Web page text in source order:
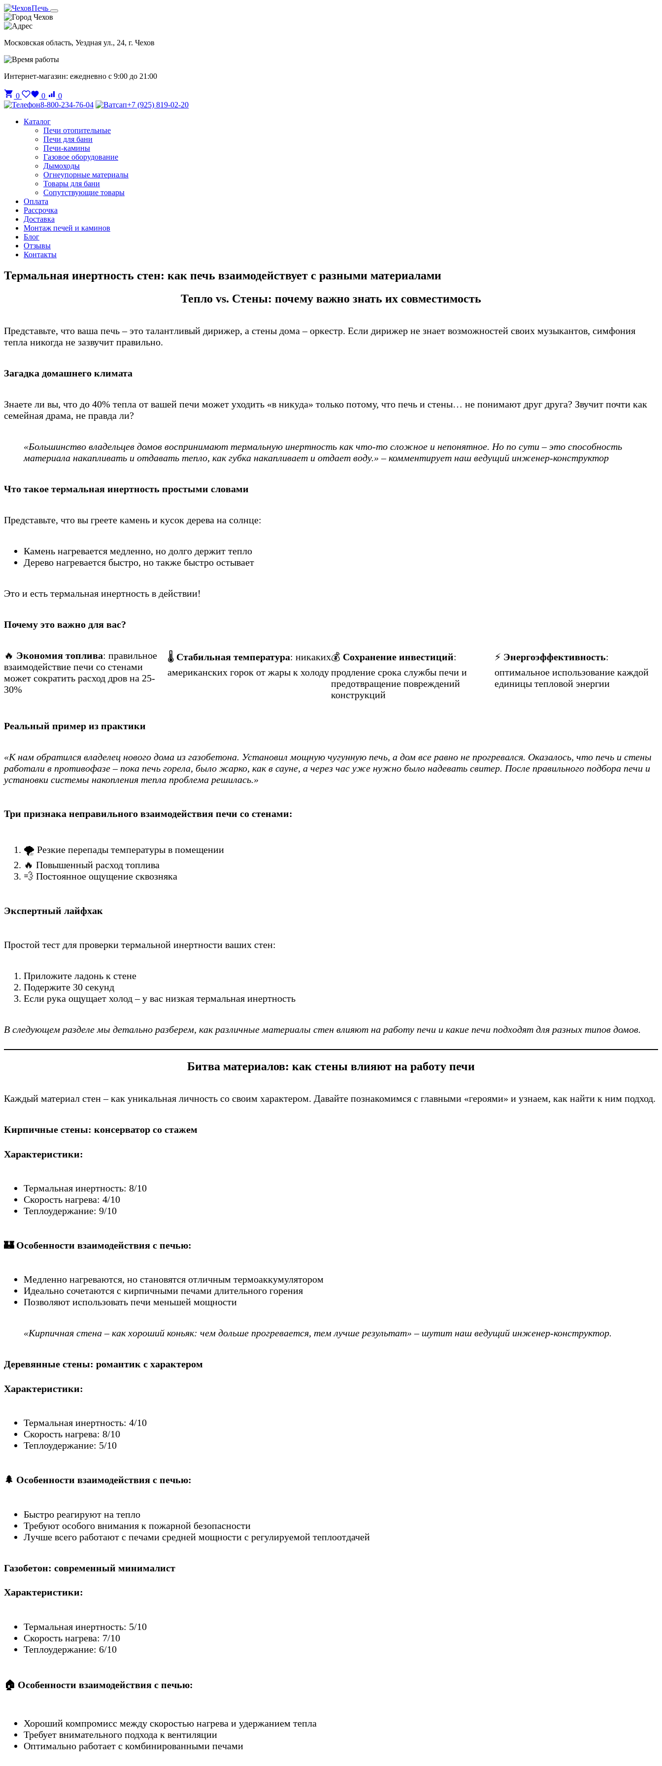
Чехов
Московская область, Уездная ул., 24, г. Чехов
Интернет-магазин: ежедневно с 9:00 до 21:00
0 0
0
8-800-234-76-04
+7 (925) 819-02-20
Каталог
Печи отопительные
Печи для бани
Печи-камины
Газовое оборудование
Дымоходы
Огнеупорные материалы
Товары для бани
Сопутствующие товары
Оплата
Рассрочка
Доставка
Монтаж печей и каминов
Блог
Отзывы
Контакты
Термальная инертность стен: как печь взаимодействует с разными материалами
Тепло vs. Стены: почему важно знать их совместимость
Представьте, что ваша печь – это талантливый дирижер, а стены дома – оркестр. Если дирижер не знает возможностей своих музыкантов, симфония
тепла никогда не зазвучит правильно.
Загадка домашнего климата
Знаете ли вы, что до 40% тепла от вашей печи может уходить «в никуда» только потому, что печь и стены… не понимают друг друга? Звучит почти как
семейная драма, не правда ли?
«Большинство владельцев домов воспринимают термальную инертность как что-то сложное и непонятное. Но по сути – это способность
материала накапливать и отдавать тепло, как губка накапливает и отдает воду.» – комментирует наш ведущий инженер-конструктор
Что такое термальная инертность простыми словами
Представьте, что вы греете камень и кусок дерева на солнце:
Камень нагревается медленно, но долго держит тепло
Дерево нагревается быстро, но также быстро остывает
Это и есть термальная инертность в действии!
Почему это важно для вас?
🔥 Экономия топлива: правильное
взаимодействие печи со стенами
может сократить расход дров на 25-
30%
🌡️ Стабильная температура: никаких
американских горок от жары к холоду
💰 Сохранение инвестиций:
продление срока службы печи и
предотвращение повреждений
конструкций
⚡ Энергоэффективность:
оптимальное использование каждой
единицы тепловой энергии
Реальный пример из практики
«К нам обратился владелец нового дома из газобетона. Установил мощную чугунную печь, а дом все равно не прогревался. Оказалось, что печь и стены
работали в противофазе – пока печь горела, было жарко, как в сауне, а через час уже нужно было надевать свитер. После правильного подбора печи и
установки системы накопления тепла проблема решилась.»
Три признака неправильного взаимодействия печи со стенами:
🌪️ Резкие перепады температуры в помещении
🔥 Повышенный расход топлива
💨 Постоянное ощущение сквозняка
Экспертный лайфхак
Простой тест для проверки термальной инертности ваших стен:
Приложите ладонь к стене
Подержите 30 секунд
Если рука ощущает холод – у вас низкая термальная инертность
В следующем разделе мы детально разберем, как различные материалы стен влияют на работу печи и какие печи подходят для разных типов домов.
Битва материалов: как стены влияют на работу печи
Каждый материал стен – как уникальная личность со своим характером. Давайте познакомимся с главными «героями» и узнаем, как найти к ним подход.
Кирпичные стены: консерватор со стажем
Характеристики:
Термальная инертность: 8/10
Скорость нагрева: 4/10
Теплоудержание: 9/10
🏰 Особенности взаимодействия с печью:
Медленно нагреваются, но становятся отличным термоаккумулятором
Идеально сочетаются с кирпичными печами длительного горения
Позволяют использовать печи меньшей мощности
«Кирпичная стена – как хороший коньяк: чем дольше прогревается, тем лучше результат» – шутит наш ведущий инженер-конструктор.
Деревянные стены: романтик с характером
Характеристики:
Термальная инертность: 4/10
Скорость нагрева: 8/10
Теплоудержание: 5/10
🌲 Особенности взаимодействия с печью:
Быстро реагируют на тепло
Требуют особого внимания к пожарной безопасности
Лучше всего работают с печами средней мощности с регулируемой теплоотдачей
Газобетон: современный минималист
Характеристики:
Термальная инертность: 5/10
Скорость нагрева: 7/10
Теплоудержание: 6/10
🏠 Особенности взаимодействия с печью:
Хороший компромисс между скоростью нагрева и удержанием тепла
Требует внимательного подхода к вентиляции
Оптимально работает с комбинированными печами